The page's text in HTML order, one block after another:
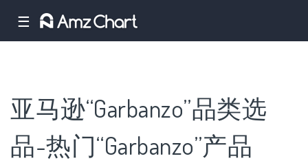
☰
亚马逊“Garbanzo”品类选
品-热门“Garbanzo”产品